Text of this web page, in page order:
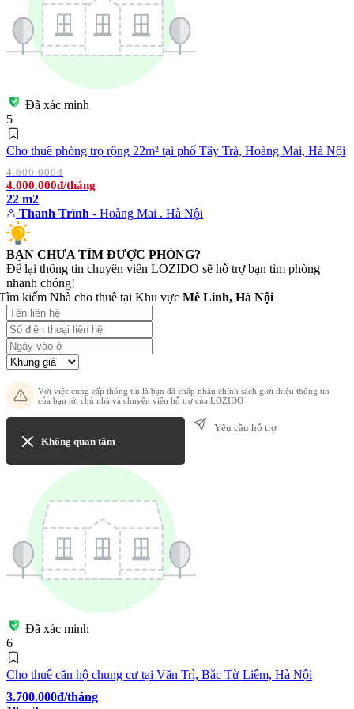
Đã xác minh
5
Cho thuê phòng trọ rộng 22m² tại phố Tây Trà, Hoàng Mai, Hà Nội
4.600.000đ
4.000.000đ/tháng
22 m2
Thanh Trình - Hoàng Mai . Hà Nội
BẠN CHƯA TÌM ĐƯỢC PHÒNG?
Để lại thông tin chuyên viên LOZIDO sẽ hỗ trợ bạn tìm phòng
nhanh chóng!
kiếm Nhà cho thuê tại Khu vực Mê Linh, Hà Nội
Với việc cung cấp thông tin là bạn đã chấp nhận chính sách giới thiệu thông tin
của bạn tới chủ nhà và chuyên viên hỗ trợ của LOZIDO
Không quan tâm
Yêu cầu hỗ trợ
Đã xác minh
6
Cho thuê căn hộ chung cư tại Văn Trì, Bắc Từ Liêm, Hà Nội
3.700.000đ/tháng